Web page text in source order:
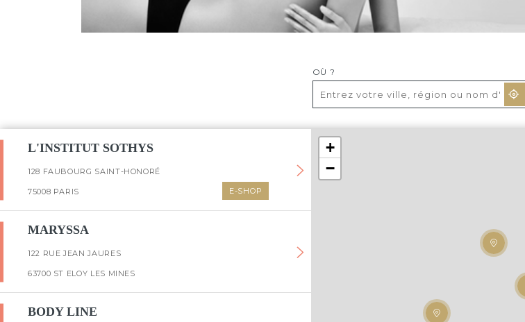
OÙ ?
E-SHOP
L'INSTITUT SOTHYS
128 FAUBOURG SAINT-HONORÉ
75008 PARIS
MARYSSA
122 RUE JEAN JAURES
63700 ST ELOY LES MINES
BODY LINE
+
−